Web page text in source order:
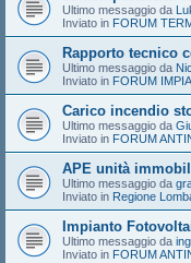
Ultimo messaggio da
Inviato in FORUM
Rapporto tecnico
Ultimo messaggio da
Inviato in FORUM
Carico incendio
Ultimo messaggio da
Inviato in FORUM
APE unità
Ultimo messaggio da
Inviato in Regione
Impianto
Ultimo messaggio da
Inviato in FORUM